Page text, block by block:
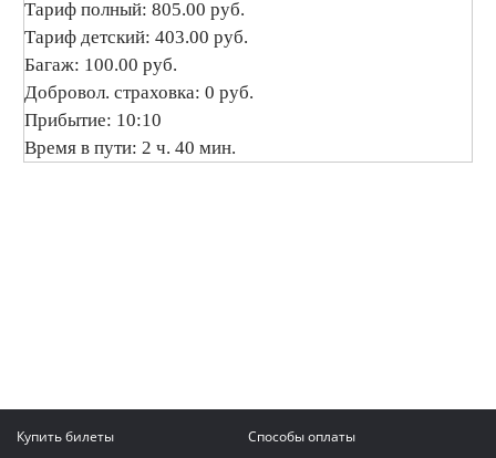
Тариф полный: 805.00 руб.
Тариф детский: 403.00 руб.
Багаж: 100.00 руб.
Добровол. страховка: 0 руб.
Прибытие: 10:10
Время в пути: 2 ч. 40 мин.
Купить билеты
Способы оплаты